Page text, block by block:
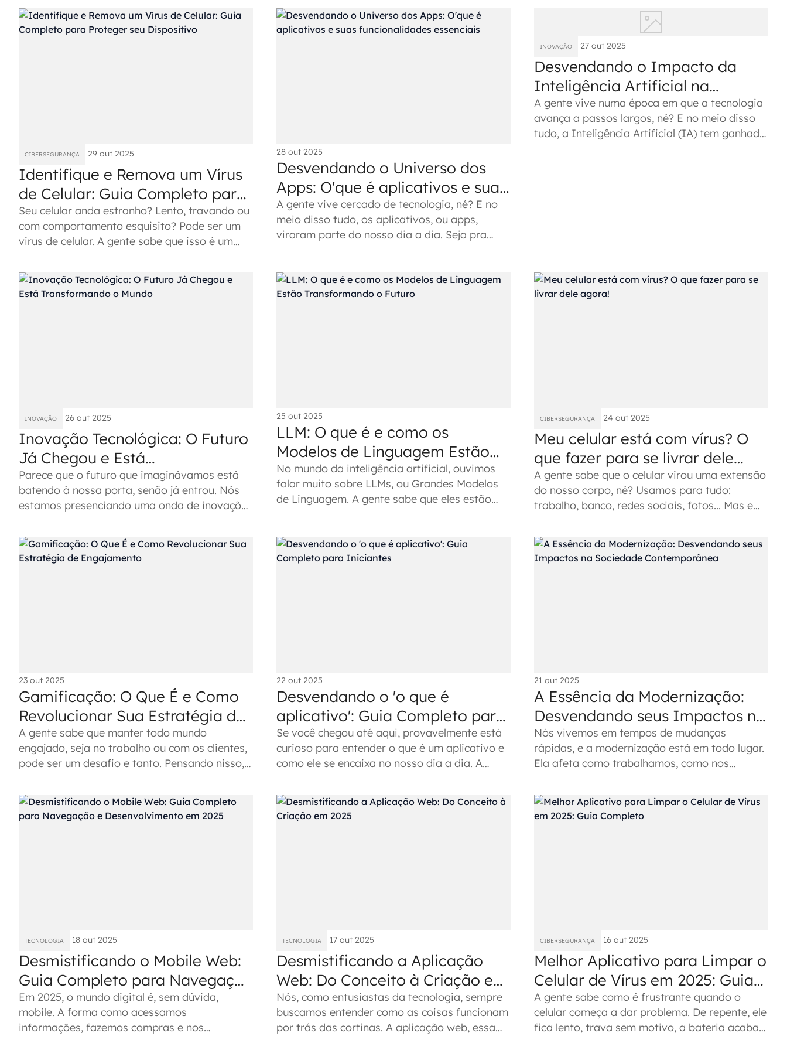
CIBERSEGURANÇA 29 out 2025
Identifique e Remova um Vírus
de Celular: Guia Completo para
Proteger seu Dispositivo
Seu celular anda estranho? Lento, travando ou
com comportamento esquisito? Pode ser um
virus de celular. A gente sabe que isso é um
28 out 2025
Desvendando o Universo dos
Apps: O'que é aplicativos e suas
funcionalidades essenciais
A gente vive cercado de tecnologia, né? E no
meio disso tudo, os aplicativos, ou apps,
viraram parte do nosso dia a dia. Seja pra
INOVAÇÃO 27 out 2025
Desvendando o Impacto da
Inteligência Artificial na
Sociedade Moderna
A gente vive numa época em que a tecnologia
avança a passos largos, né? E no meio disso
tudo, a Inteligência Artificial (IA) tem ganhado
INOVAÇÃO 26 out 2025
Inovação Tecnológica: O Futuro
Já Chegou e Está
Transformando o Mundo
Parece que o futuro que imaginávamos está
batendo à nossa porta, senão já entrou. Nós
estamos presenciando uma onda de inovações
25 out 2025
LLM: O que é e como os
Modelos de Linguagem Estão
Transformando o Futuro
No mundo da inteligência artificial, ouvimos
falar muito sobre LLMs, ou Grandes Modelos
de Linguagem. A gente sabe que eles estão
CIBERSEGURANÇA 24 out 2025
Meu celular está com vírus? O
que fazer para se livrar dele
agora!
A gente sabe que o celular virou uma extensão
do nosso corpo, né? Usamos para tudo:
trabalho, banco, redes sociais, fotos... Mas e
23 out 2025
Gamificação: O Que É e Como
Revolucionar Sua Estratégia de
Engajamento
A gente sabe que manter todo mundo
engajado, seja no trabalho ou com os clientes,
pode ser um desafio e tanto. Pensando nisso,
22 out 2025
Desvendando o 'o que é
aplicativo': Guia Completo para
Iniciantes
Se você chegou até aqui, provavelmente está
curioso para entender o que é um aplicativo e
como ele se encaixa no nosso dia a dia. A
21 out 2025
A Essência da Modernização:
Desvendando seus Impactos na
Sociedade Contemporânea
Nós vivemos em tempos de mudanças
rápidas, e a modernização está em todo lugar.
Ela afeta como trabalhamos, como nos
funciona....
TECNOLOGIA 18 out 2025
Desmistificando o Mobile Web:
Guia Completo para Navegação
e Desenvolvimento em 2025
Em 2025, o mundo digital é, sem dúvida,
mobile. A forma como acessamos
informações, fazemos compras e nos
TECNOLOGIA 17 out 2025
Desmistificando a Aplicação
Web: Do Conceito à Criação em
2025
Nós, como entusiastas da tecnologia, sempre
buscamos entender como as coisas funcionam
por trás das cortinas. A aplicação web, essa
CIBERSEGURANÇA 16 out 2025
Melhor Aplicativo para Limpar o
Celular de Vírus em 2025: Guia
Completo
A gente sabe como é frustrante quando o
celular começa a dar problema. De repente, ele
fica lento, trava sem motivo, a bateria acaba